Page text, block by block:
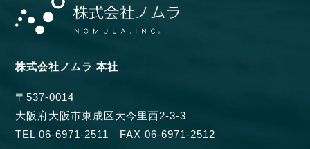
株式会社ノムラ 本社
〒537-0014
大阪府大阪市東成区大今里西2-3-3
TEL 06-6971-2511
FAX 06-6971-2512